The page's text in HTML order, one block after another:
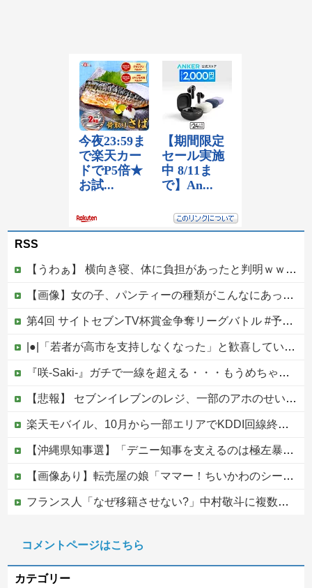
RSS
【うわぁ】 横向き寝、体に負担があったと判明ｗｗｗｗｗｗｗ
【画像】女の子、パンティーの種類がこんなにあったｗｗｗｗｗ
第4回 サイトセブンTV杯賞金争奪リーグバトル #予選Bブロック・Part1
|●|「若者が高市を支持しなくなった」と歓喜していた左派、だが高市内閣が消費税減税を実現した結果……
『咲-Saki-』ガチで一線を超える・・・もうめちゃくちゃ他
【悲報】 セブンイレブンのレジ、一部のアホのせいでこうなってしまう
楽天モバイル、10月から一部エリアでKDDI回線終了へ…自前設備への投資拡大不可避
【沖縄県知事選】「デニー知事を支えるのは極左暴力集団」発言で大炎上ｗｗｗ
【画像あり】転売屋の娘「ママー！ちいかわのシール貼ったよー！」親「！！！！！！」
フランス人「なぜ移籍させない?」中村敬斗に複数オファー！ランスが46億円要求でまさかの残留の可能性浮上！現地サポの本音がこれ！【海外の反応】
（国旗損壊罪）戦争反対と叫びながらニヤニヤ笑い…日の丸を破る内輪ネタをして一般国民からドン引きされ...
コメントページはこちら
カテゴリー